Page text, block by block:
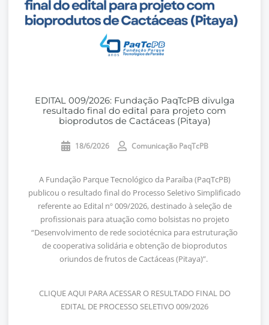
EDITAL 009/2026: Fundação PaqTcPB divulga
resultado final do edital para projeto com
bioprodutos de Cactáceas (Pitaya)
18/6/2026 Comunicação PaqTcPB
A Fundação Parque Tecnológico da Paraíba (PaqTcPB)
publicou o resultado final do Processo Seletivo Simplificado
referente ao Edital nº 009/2026, destinado à seleção de
profissionais para atuação como bolsistas no projeto
“Desenvolvimento de rede sociotécnica para estruturação
de cooperativa solidária e obtenção de bioprodutos
oriundos de frutos de Cactáceas (Pitaya)”.
CLIQUE AQUI PARA ACESSAR O RESULTADO FINAL DO
EDITAL DE PROCESSO SELETIVO 009/2026